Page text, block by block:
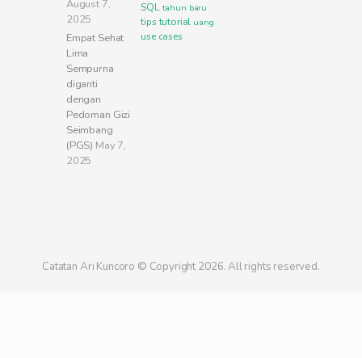
August 7,
2025
Empat Sehat
Lima
Sempurna
diganti
dengan
Pedoman Gizi
Seimbang
(PGS) May 7,
2025
SQL tahun baru
tipstutorial uang
use cases
Catatan Ari Kuncoro © Copyright 2026. All rights reserved.